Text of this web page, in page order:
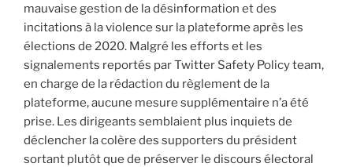
mauvaise gestion de la désinformation et des
incitations à la violence sur la plateforme après les
élections de 2020. Malgré les efforts et les
signalements reportés par Twitter Safety Policy team,
en charge de la rédaction du règlement de la
plateforme, aucune mesure supplémentaire n’a été
prise. Les dirigeants semblaient plus inquiets de
déclencher la colère des supporters du président
sortant plutôt que de préserver le discours électoral